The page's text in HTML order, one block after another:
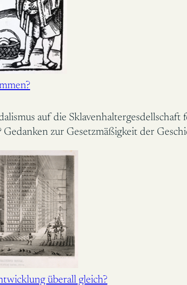
auf die
Gedanken zur Gesetzmäßigkeit der
überall gleich?